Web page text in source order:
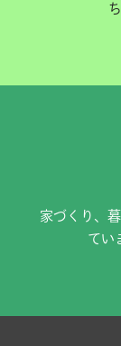
家づくり、
てい